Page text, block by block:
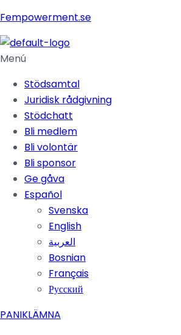
Fempowerment.se
Menú
Stödsamtal
Juridisk rådgivning
Stödchatt
Bli medlem
Bli volontär
Bli sponsor
Ge gåva
Español
Svenska
English
العربية
Bosnian
Français
Русский
PANIKLÄMNA